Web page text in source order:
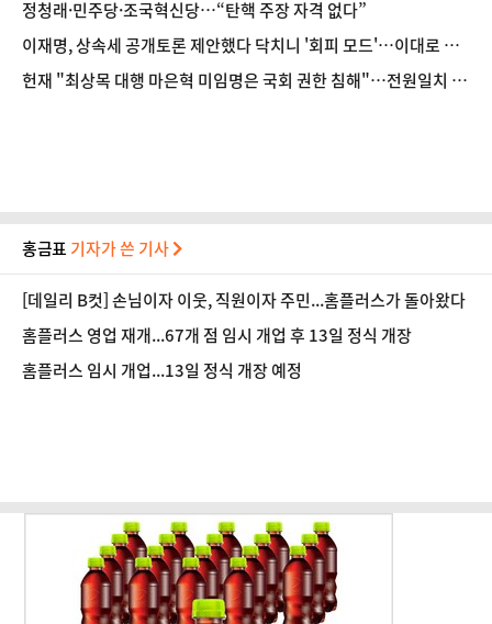
정청래·민주당·조국혁신당…“탄핵 주장 자격 없다”
이재명, 상속세 공개토론 제안했다 닥치니 '회피 모드'…이대로 무
산 엔딩?
헌재 "최상목 대행 마은혁 미임명은 국회 권한 침해"…전원일치 인
홍금표 기자가 쓴 기사
[데일리 B컷] 손님이자 이웃, 직원이자 주민...홈플러스가 돌아왔다
홈플러스 영업 재개...67개 점 임시 개업 후 13일 정식 개장
홈플러스 임시 개업...13일 정식 개장 예정